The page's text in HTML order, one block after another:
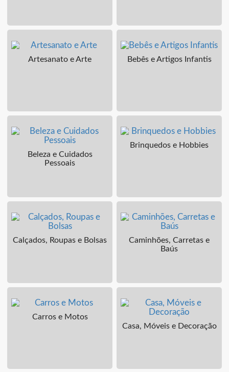
Artesanato e Arte Bebês e Artigos Infantis
Beleza e Cuidados
Pessoais
Brinquedos e Hobbies
Calçados, Roupas e Bolsas
Caminhões, Carretas e
Baús
Carros e Motos
Casa, Móveis e Decoração